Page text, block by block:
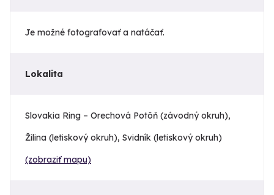
Je možné fotografovať a natáčať.
Lokalita
Slovakia Ring – Orechová Potôň (závodný okruh),
Žilina (letiskový okruh), Svidník (letiskový okruh)
(zobraziť mapu)